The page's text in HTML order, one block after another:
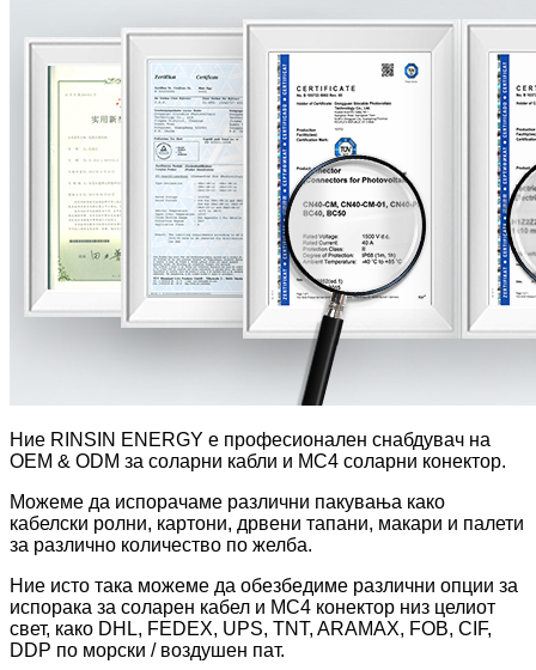
Ние RINSIN ENERGY е професионален снабдувач на
OEM & ODM за соларни кабли и MC4 соларни конектор.
Можеме да испорачаме различни пакувања како
кабелски ролни, картони, дрвени тапани, макари и палети
за различно количество по желба.
Ние исто така можеме да обезбедиме различни опции за
испорака за соларен кабел и MC4 конектор низ целиот
свет, како DHL, FEDEX, UPS, TNT, ARAMAX, FOB, CIF,
DDP по морски / воздушен пат.